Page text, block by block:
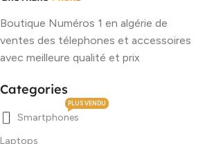
Boutique Numéros 1 en algérie de
ventes des télephones et accessoires
avec meilleure qualité et prix
Categories
Smartphones
PLUS VENDU
Laptops